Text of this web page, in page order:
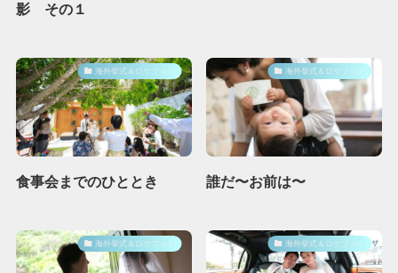
影 その１
海外挙式＆ロケフォト
食事会までのひととき
海外挙式＆ロケフォト
誰だ〜お前は〜
海外挙式＆ロケフォト 海外挙式＆ロケフォト